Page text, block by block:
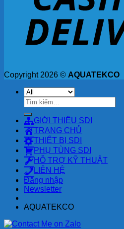
Copyright 2026 © AQUATEKCO
Tìm
kiếm:
GIỚI THIỆU SDI
TRANG CHỦ
THIẾT BỊ SDI
PHỤ TÙNG SDI
HỖ TRỢ KỸ THUẬT
LIÊN HỆ
Đăng nhập
Newsletter
AQUATEKCO